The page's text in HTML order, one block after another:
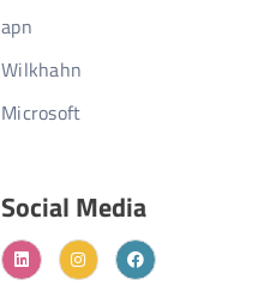
apn
Wilkhahn
Microsoft
Social Media